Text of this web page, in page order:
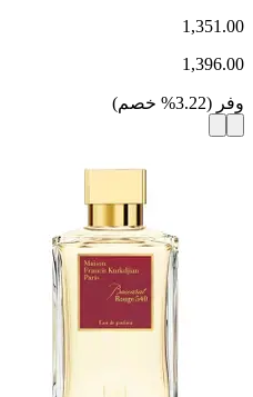
1,351.00
1,396.00
وفر (
3.22
% خصم)